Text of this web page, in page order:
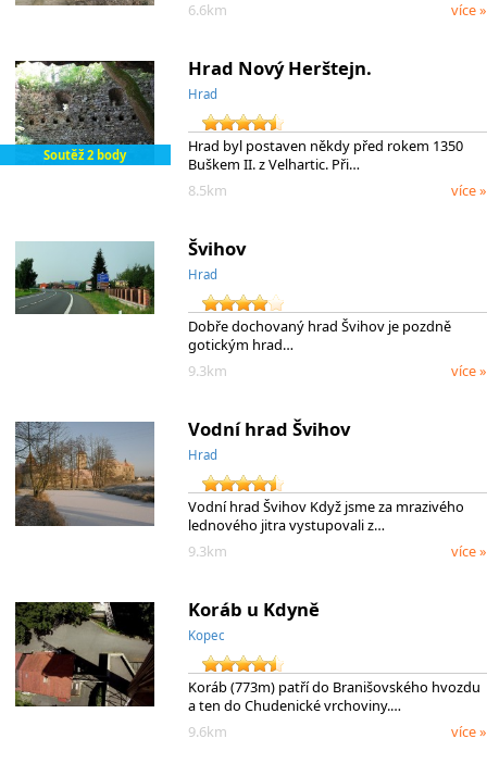
6.6km
více »
Soutěž 2 body
Hrad Nový Herštejn.
Hrad
Hrad byl postaven někdy před rokem 1350
Buškem II. z Velhartic. Při…
8.5km
více »
Švihov
Hrad
Dobře dochovaný hrad Švihov je pozdně
gotickým hrad…
9.3km
více »
Vodní hrad Švihov
Hrad
Vodní hrad Švihov Když jsme za mrazivého
lednového jitra vystupovali z…
9.3km
více »
Koráb u Kdyně
Kopec
Koráb (773m) patří do Branišovského hvozdu
a ten do Chudenické vrchoviny.…
9.6km
více »